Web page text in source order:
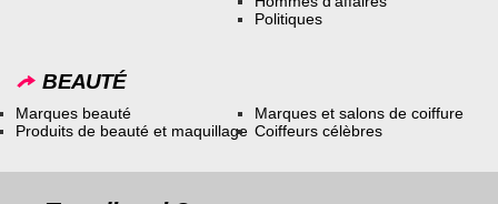
Politiques
BEAUTÉ
Marques beauté
Produits de beauté et maquillage
Marques et salons de coiffure
Coiffeurs célèbres